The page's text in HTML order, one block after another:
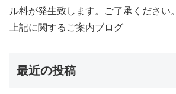
ル料が発生致します。ご了承ください。
上記に関するご案内ブログ
最近の投稿